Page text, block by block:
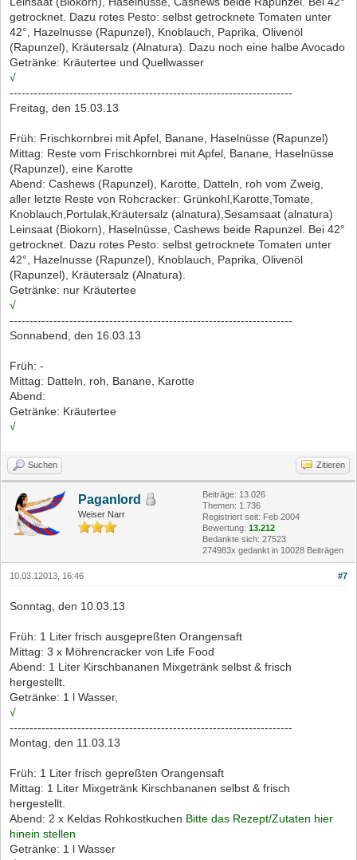
getrocknet. Dazu rotes Pesto: selbst getrocknete Tomaten unter
42°, Hazelnusse (Rapunzel), Knoblauch, Paprika, Olivenöl
(Rapunzel), Kräutersalz (Alnatura). Dazu noch eine halbe Avocado
Getränke: Kräutertee und Quellwasser
√
-----------------------------------------------------------------------
Freitag, den 15.03.13
Früh: Frischkornbrei mit Apfel, Banane, Haselnüsse (Rapunzel)
Mittag: Reste vom Frischkornbrei mit Apfel, Banane, Haselnüsse
(Rapunzel), eine Karotte
Abend: Cashews (Rapunzel), Karotte, Datteln, roh vom Zweig,
aller letzte Reste von Rohcracker: Grünkohl,Karotte,Tomate,
Knoblauch,Portulak,Kräutersalz (alnatura),Sesamsaat (alnatura)
Leinsaat (Biokorn), Haselnüsse, Cashews beide Rapunzel. Bei 42°
getrocknet. Dazu rotes Pesto: selbst getrocknete Tomaten unter
42°, Hazelnusse (Rapunzel), Knoblauch, Paprika, Olivenöl
(Rapunzel), Kräutersalz (Alnatura).
Getränke: nur Kräutertee
√
-----------------------------------------------------------------------
Sonnabend, den 16.03.13
Früh: -
Mittag: Datteln, roh, Banane, Karotte
Abend:
Getränke: Kräutertee
√
Suchen Zitieren
Paganlord
Weiser Narr
Beiträge: 13.026
Themen: 1.736
Registriert seit: Feb 2004
Bewertung: 13.212
Bedankte sich: 27523
274983x gedankt in 10028 Beiträgen
#7
10.03.12013, 16:46
Sonntag, den 10.03.13
Früh: 1 Liter frisch ausgepreßten Orangensaft
Mittag: 3 x Möhrencracker von Life Food
Abend: 1 Liter Kirschbananen Mixgetränk selbst & frisch
hergestellt.
Getränke: 1 l Wasser,
√
-----------------------------------------------------------------------
Montag, den 11.03.13
Früh: 1 Liter frisch gepreßten Orangensaft
Mittag: 1 Liter Mixgetränk Kirschbananen selbst & frisch
hergestellt.
Abend: 2 x Keldas Rohkostkuchen Bitte das Rezept/Zutaten hier
hinein stellen
Getränke: 1 l Wasser